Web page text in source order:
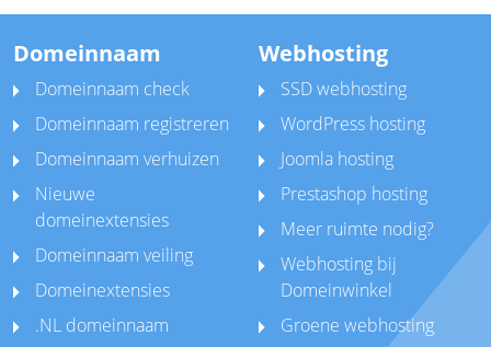
Domeinnaam
Domeinnaam check
Domeinnaam registreren
Domeinnaam verhuizen
Nieuwe
domeinextensies
Domeinnaam veiling
Domeinextensies
.NL domeinnaam
Webhosting
SSD webhosting
WordPress hosting
Joomla hosting
Prestashop hosting
Meer ruimte nodig?
Webhosting bij
Domeinwinkel
Groene webhosting